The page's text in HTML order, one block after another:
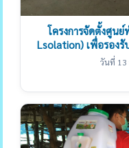
โครงการจัดตั้งศูน
Lsolation) เพื่อรองรั
วันที่ 13